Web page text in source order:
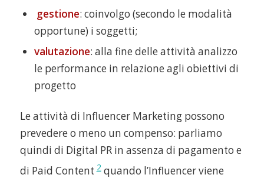
gestione: coinvolgo (secondo le modalità
opportune) i soggetti;
valutazione: alla fine delle attività analizzo
le performance in relazione agli obiettivi di
progetto
Le attività di Influencer Marketing possono
prevedere o meno un compenso: parliamo
quindi di Digital PR in assenza di pagamento e
di Paid Content2quando l’Influencer viene